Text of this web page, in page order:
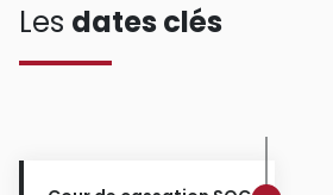
Les dates clés